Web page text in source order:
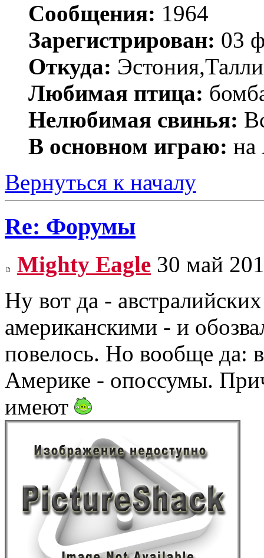
Сообщения: 1964
Зарегистрирован: 03
Откуда:
Любимая птица:
Нелюбимая свинья:
В основном играю: на
Вернуться к началу
Re: Форумы
Mighty Eagle 30 май
Ну вот да -
американскими - и
повелось. Но вообще да:
Америке - опоссумы.
имеют